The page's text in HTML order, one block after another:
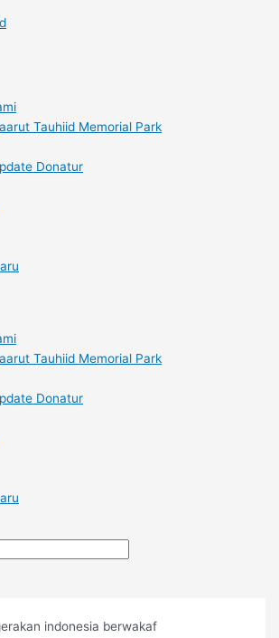
Tauhiid Memorial Park
Donatur
Tauhiid Memorial Park
Donatur